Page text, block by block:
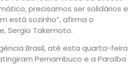
precisamos ser solidários e
está sozinho”, afirma o
Sergio Takemoto.
Brasil, até esta quarta-feira
Pernambuco e a Paraíba